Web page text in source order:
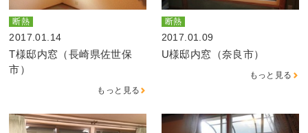
断熱
2017.01.14
T様邸内窓（長崎県佐世保
市）
もっと見る
断熱
2017.01.09
U様邸内窓（奈良市）
もっと見る